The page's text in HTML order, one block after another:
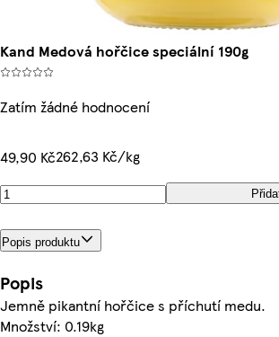
Kand Medová hořčice speciální 190g
Zatím žádné hodnocení
49,90 Kč262,63 Kč/kg
Popis produktu
Popis
Jemně pikantní hořčice s příchutí medu.
Množství: 0.19kg